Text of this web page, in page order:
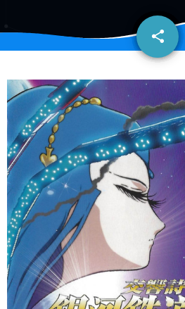
share
email